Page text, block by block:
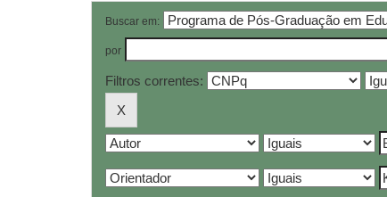
Buscar em:
por
Filtros correntes: